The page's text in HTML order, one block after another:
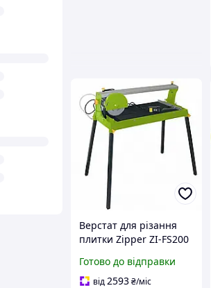
Верстат для різання
плитки Zipper ZI-FS200
FS200 для обробки
каменю
Готово до відправки
від 2593₴/міс